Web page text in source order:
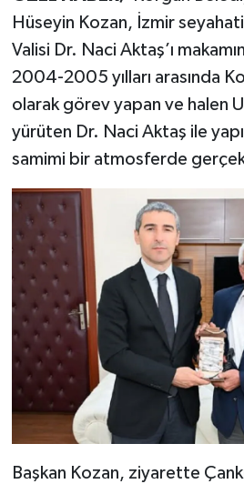
Hüseyin Kozan, İzmir
Valisi Dr. Naci Aktaş’ı
2004-2005 yılları arasında
olarak görev yapan ve halen
yürüten Dr. Naci Aktaş ile
samimi bir atmosferde
Başkan Kozan, ziyarette